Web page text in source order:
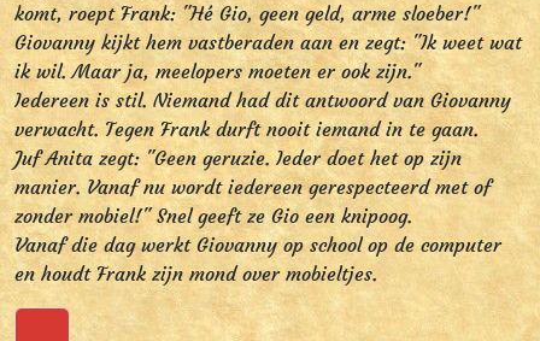
komt, roept Frank: "Hé Gio, geen geld, arme sloeber!"
Giovanny kijkt hem vastberaden aan en zegt: "Ik weet wat
ik wil. Maar ja, meelopers moeten er ook zijn."
Iedereen is stil. Niemand had dit antwoord van Giovanny
verwacht. Tegen Frank durft nooit iemand in te gaan.
Juf Anita zegt: "Geen geruzie. Ieder doet het op zijn
manier. Vanaf nu wordt iedereen gerespecteerd met of
zonder mobiel!" Snel geeft ze Gio een knipoog.
Vanaf die dag werkt Giovanny op school op de computer
en houdt Frank zijn mond over mobieltjes.
Terug naar boven